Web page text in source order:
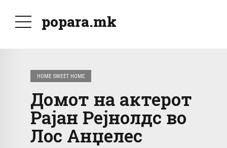
popara.mk
HOME SWEET HOME
Домот на актерот
Рајан Рејнолдс во
Лос Анџелес